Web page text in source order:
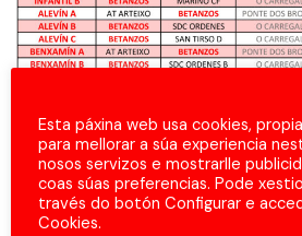
Esta páxina web usa cookies,
para mellorar a súa experiencia
nosos servizos e mostrarlle
coas súas preferencias. Pode
través do botón Configurar e
Cookies.